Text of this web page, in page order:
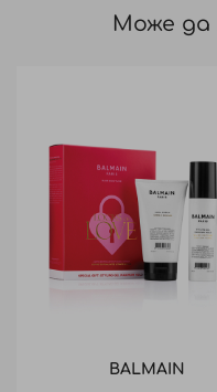
Може да
BALMAIN